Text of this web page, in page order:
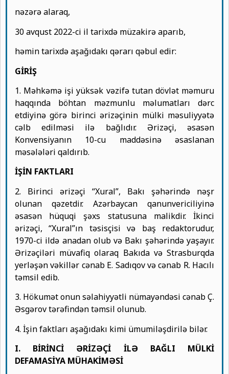
nəzərə alaraq,
30 avqust 2022-ci il tarixdə müzakirə aparıb,
həmin tarixdə aşağıdakı qərarı qəbul edir:
GİRİŞ
1. Məhkəmə işi yüksək vəzifə tutan dövlət məmuru
haqqında böhtan məzmunlu məlumatları dərc
etdiyinə görə birinci ərizəçinin mülki məsuliyyətə
cəlb edilməsi ilə bağlıdır. Ərizəçi, əsasən
Konvensiyanın 10-cu maddəsinə əsaslanan
məsələləri qaldırıb.
İŞİN FAKTLARI
2. Birinci ərizəçi “Xural”, Bakı şəhərində nəşr
olunan qəzetdir. Azərbaycan qanunvericiliyinə
əsasən hüquqi şəxs statusuna malikdir. İkinci
ərizəçi, “Xural”ın təsisçisi və baş redaktorudur,
1970-ci ildə anadan olub və Bakı şəhərində yaşayır.
Ərizəçiləri müvafiq olaraq Bakıda və Strasburqda
yerləşən vəkillər cənab E. Sadıqov və cənab R. Hacılı
təmsil edib.
3. Hökumət onun səlahiyyətli nümayəndəsi cənab Ç.
Əsgərov tərəfindən təmsil olunub.
4. İşin faktları aşağıdakı kimi ümumiləşdirilə bilər.
I. BİRİNCİ ƏRİZƏÇİ İLƏ BAĞLI MÜLKİ
DEFAMASİYA MÜHAKİMƏSİ